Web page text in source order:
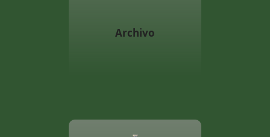
Archivo